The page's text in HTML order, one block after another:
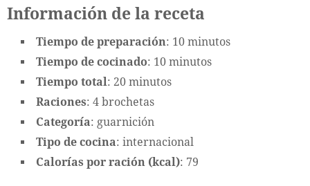
Información de la receta
Tiempo de preparación: 10 minutos
Tiempo de cocinado: 10 minutos
Tiempo total: 20 minutos
Raciones: 4 brochetas
Categoría: guarnición
Tipo de cocina: internacional
Calorías por ración (kcal): 79